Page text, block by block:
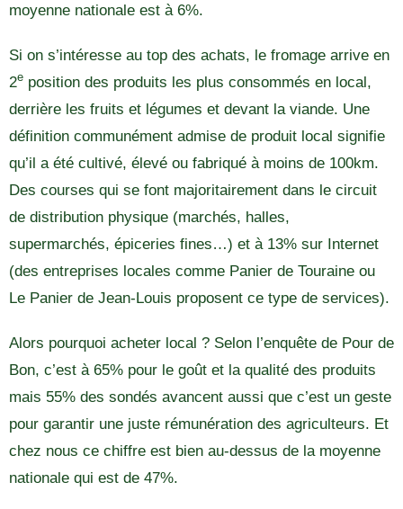
moyenne nationale est à 6%.
Si on s’intéresse au top des achats, le fromage arrive en
2e position des produits les plus consommés en local,
derrière les fruits et légumes et devant la viande. Une
définition communément admise de produit local signifie
qu’il a été cultivé, élevé ou fabriqué à moins de 100km.
Des courses qui se font majoritairement dans le circuit
de distribution physique (marchés, halles,
supermarchés, épiceries fines…) et à 13% sur Internet
(des entreprises locales comme Panier de Touraine ou
Le Panier de Jean-Louis proposent ce type de services).
Alors pourquoi acheter local ? Selon l’enquête de Pour de
Bon, c’est à 65% pour le goût et la qualité des produits
mais 55% des sondés avancent aussi que c’est un geste
pour garantir une juste rémunération des agriculteurs. Et
chez nous ce chiffre est bien au-dessus de la moyenne
nationale qui est de 47%.